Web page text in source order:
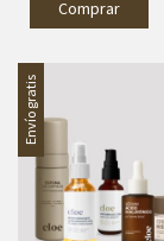
Envío gratis